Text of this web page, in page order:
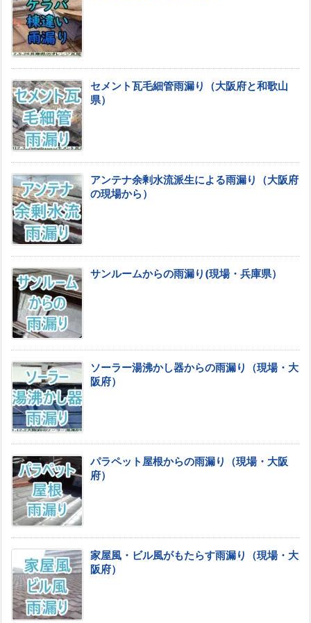
セメント瓦毛細管雨漏り（大阪府と和歌山
県）
アンテナ余剰水流派生による雨漏り（大阪府
の現場から）
サンルームからの雨漏り(現場・兵庫県）
ソーラー湯沸かし器からの雨漏り（現場・大
阪府）
パラペット屋根からの雨漏り（現場・大阪
府）
家屋風・ビル風がもたらす雨漏り（現場・大
阪府）